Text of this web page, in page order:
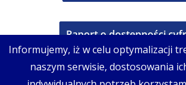
Raport o dostępności
Informujemy, iż w celu optymalizacji
naszym serwisie, dostosowania